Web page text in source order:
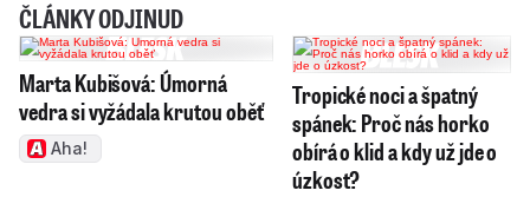
ČLÁNKY ODJINUD
Marta Kubišová: Úmorná
vedra si vyžádala krutou oběť
Aha!
Tropické noci a špatný
spánek: Proč nás horko
obírá o klid a kdy už jde o
úzkost?